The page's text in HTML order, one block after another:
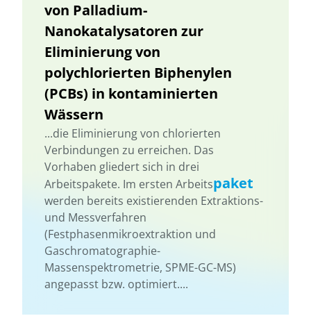
von Palladium-
Nanokatalysatoren zur
Eliminierung von
polychlorierten Biphenylen
(PCBs) in kontaminierten
Wässern
...die Eliminierung von chlorierten
Verbindungen zu erreichen. Das
Vorhaben gliedert sich in drei
Arbeitspakete. Im ersten Arbeitspaket
werden bereits existierenden Extraktions-
und Messverfahren
(Festphasenmikroextraktion und
Gaschromatographie-
Massenspektrometrie, SPME-GC-MS)
angepasst bzw. optimiert....